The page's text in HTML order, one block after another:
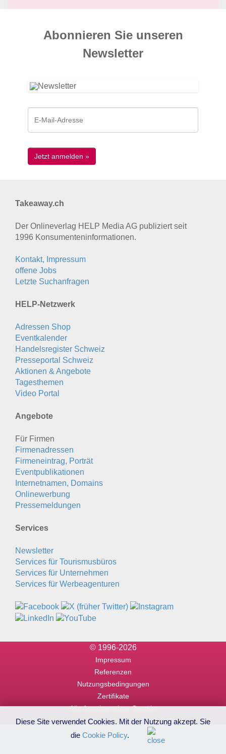
Abonnieren Sie unseren
News­letter
Takeaway.ch
Der Onlineverlag HELP Media AG publiziert seit
1996 Konsumenten­informationen.
Kontakt, Impressum
offene Jobs
Letzte Suchanfragen
HELP-Netzwerk
Adressen Shop
Eventkalender
Handelsregister Schweiz
Presseportal Schweiz
Aktionen & Angebote
Tagesthemen
Video Portal
Angebote
Für Firmen
Firmenadressen
Firmeneintrag, Porträt
Eventpublikationen
Internetnamen, Domains
Onlinewerbung
Pressemeldungen
Services
Newsletter
Services für Tourismusbüros
Services für Unternehmen
Services für Werbeagenturen
© 1996-2026
Impressum
Referenzen
Nutzungsbedingungen
Zertifikate
Alle Angaben ohne Gewähr
Diese Site verwendet Cookies. Mit der Nutzung akzept. Sie
die Cookie Policy.